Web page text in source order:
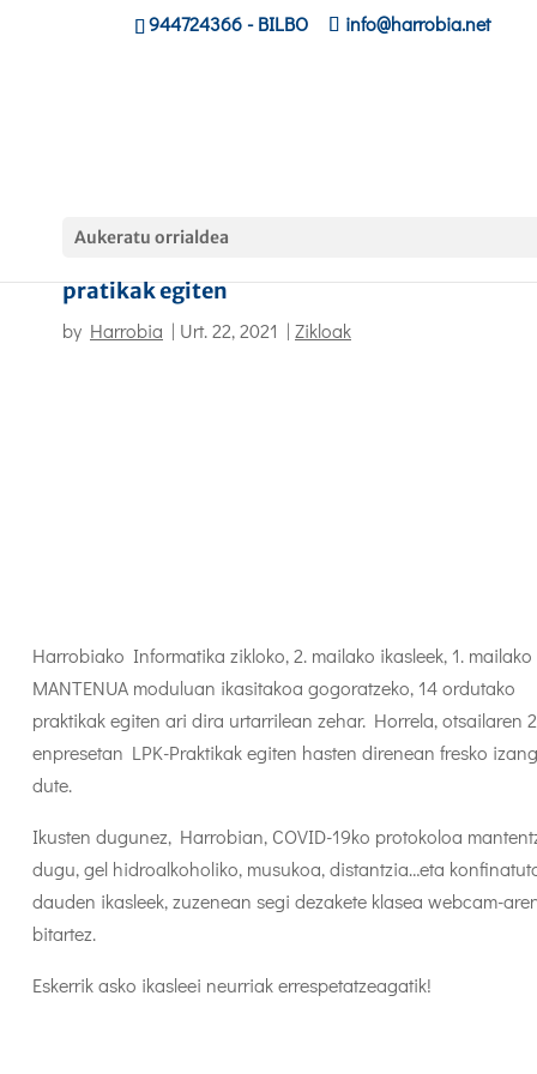
944724366- BILBO info@harrobia.net
Aukeratu orrialdea
pratikak egiten
by Harrobia | Urt. 22, 2021 | Zikloak
Harrobiako Informatika zikloko, 2. mailako ikasleek, 1. mailako
MANTENUA moduluan ikasitakoa gogoratzeko, 14 ordutako
praktikak egiten ari dira urtarrilean zehar. Horrela, otsailaren
enpresetan LPK-Praktikak egiten hasten direnean fresko
dute.
Ikusten dugunez, Harrobian, COVID-19ko protokoloa
dugu, gel hidroalkoholiko, musukoa, distantzia…eta
dauden ikasleek, zuzenean segi dezakete klasea webcam-
bitartez.
Eskerrik asko ikasleei neurriak errespetatzeagatik!